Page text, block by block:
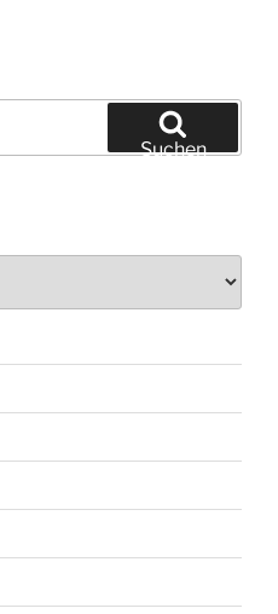
Suchen